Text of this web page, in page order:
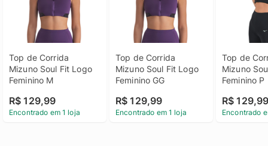
Top de Corrida
Mizuno Soul Fit Logo
Feminino M
R$ 129,99
Encontrado em 1 loja
Top de Corrida
Mizuno Soul Fit Logo
Feminino GG
R$ 129,99
Encontrado em 1 loja
Top de
Mizuno
Feminino P
R$
Encontrado